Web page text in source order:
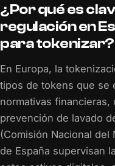
¿Por qué es
regulación en
para tokenizar?
En Europa, la
tipos de tokens que se
normativas
prevención de lavado
(Comisión Nacional del
de España supervisan